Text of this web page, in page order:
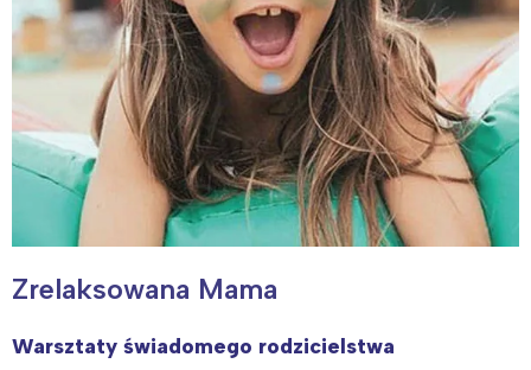
Zrelaksowana Mama
Warsztaty świadomego rodzicielstwa